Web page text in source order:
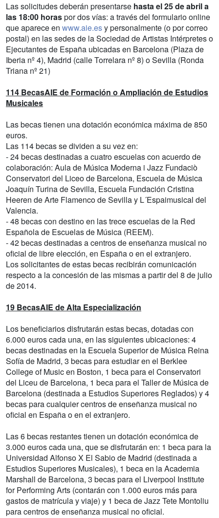
Las solicitudes deberán presentarse hasta el 25 de abril a
las 18:00 horaspor dos vías: a través del formulario online
que aparece en www.aie.esy personalmente (o por correo
postal) en las sedes de la Sociedad de Artistas Intérpretes o
Ejecutantes de España ubicadas en Barcelona (Plaza de
Iberia nº 4), Madrid (calle Torrelara nº 8) o Sevilla (Ronda
Triana nº 21)
114 BecasAIE de Formación o Ampliación de Estudios
Musicales
Las becas tienen una dotación económica máxima de 850
euros.
Las 114 becas se dividen a su vez en:
- 24 becas destinadas a cuatro escuelas con acuerdo de
colaboración: Aula de Música Moderna i Jazz Fundaciò
Conservatori del Liceo de Barcelona, Escuela de Música
Joaquín Turina de Sevilla, Escuela Fundación Cristina
Heeren de Arte Flamenco de Sevilla y L´Espaimusical del
Valencia.
- 48 becas con destino en las trece escuelas de la Red
Española de Escuelas de Música (REEM).
- 42 becas destinadas a centros de enseñanza musical no
oficial de libre elección, en España o en el extranjero.
Los solicitantes de estas becas recibirán comunicación
respecto a la concesión de las mismas a partir del 8 de julio
de 2014.
19 BecasAIE de Alta Especialización
Los beneficiarios disfrutarán estas becas, dotadas con
6.000 euros cada una, en las siguientes ubicaciones: 4
becas destinadas en la Escuela Superior de Música Reina
Sofía de Madrid, 3 becas para estudiar en el Berklee
College of Music en Boston, 1 beca para el Conservatori
del Liceu de Barcelona, 1 beca para el Taller de Música de
Barcelona (destinada a Estudios Superiores Reglados) y 4
becas para cualquier centros de enseñanza musical no
oficial en España o en el extranjero.
Las 6 becas restantes tienen un dotación económica de
3.000 euros cada una, que se disfrutarán en: 1 beca para la
Universidad Alfonso X El Sabio de Madrid (destinada a
Estudios Superiores Musicales), 1 beca en la Academia
Marshall de Barcelona, 3 becas para el Liverpool Institute
for Performing Arts (contarán con 1.000 euros más para
gastos de matrícula y viaje) y 1 beca de Jazz Tete Montoliu
para centros de enseñanza musical no oficial.